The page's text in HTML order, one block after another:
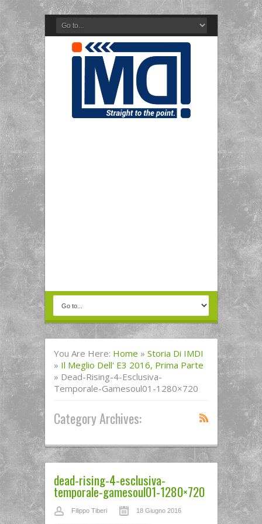
You Are Here: Home » Storia Di IMDI
» Il Meglio Dell' E3 2016, Prima Parte
» Dead-Rising-4-Esclusiva-
Temporale-Gamesoul01-1280×720
Category Archives:
dead-rising-4-esclusiva-
temporale-gamesoul01-1280×720
Filippo Tiberi 18 Giugno 2016